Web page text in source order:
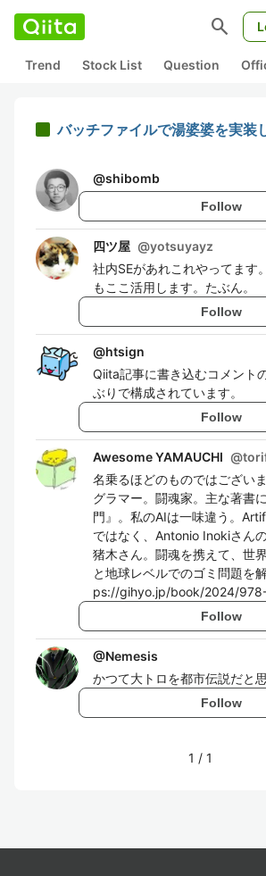
search
Trend Stock List Question
バッチファイルで湯婆婆を実装
@shibomb
Follow
四ツ屋 @yotsuyayz
社内SEがあれこれやってます
もここ活用します。たぶん。
Follow
@htsign
Qiita記事に書き込むコメント
ぶりで構成されています。
Follow
Awesome YAMAUCHI @
名乗るほどのものではござい
グラマー。闘魂家。主な著書
門』。私のAIは一味違う。
ではなく、Antonio Inokiさん
猪木さん。闘魂を携えて、世
と地球レベルでのゴミ問題を
ps://gihyo.jp/book/2024/
Follow
@Nemesis
かつて大トロを都市伝説だと
Follow
1 / 1